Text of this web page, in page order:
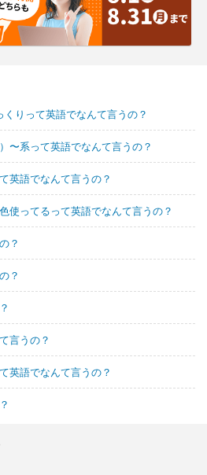
りって英語でなんて言うの？
〜系って英語でなんて言うの？
英語でなんて言うの？
使ってるって英語でなんて言うの？
？
？
言うの？
英語でなんて言うの？